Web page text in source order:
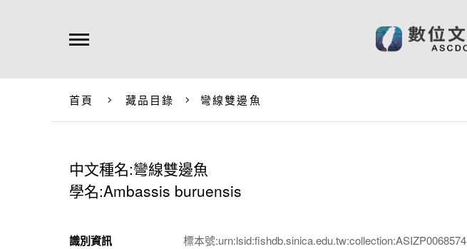
首頁 藏品目錄 彎線雙邊魚
中文種名:彎線雙邊魚
學名:Ambassis buruensis
識別資訊 標本號:urn:lsid:fishdb.sinica.edu.tw:collection:ASIZP0068574